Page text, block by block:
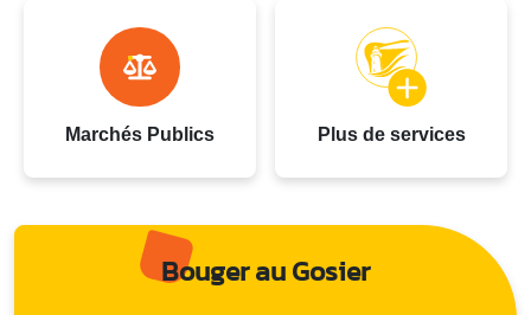
Marchés Publics Plus de services
Bouger au Gosier